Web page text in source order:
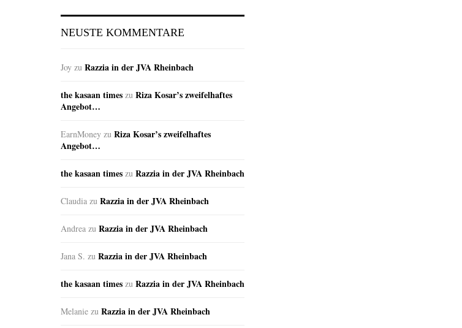
NEUSTE KOMMENTARE
Joy zu Razzia in der JVA Rheinbach
the kasaan times zu Riza Kosar’s zweifelhaftes
Angebot…
EarnMoney zu Riza Kosar’s zweifelhaftes
Angebot…
the kasaan times zu Razzia in der JVA Rheinbach
Claudia zu Razzia in der JVA Rheinbach
Andrea zu Razzia in der JVA Rheinbach
Jana S. zu Razzia in der JVA Rheinbach
the kasaan times zu Razzia in der JVA Rheinbach
Melanie zu Razzia in der JVA Rheinbach